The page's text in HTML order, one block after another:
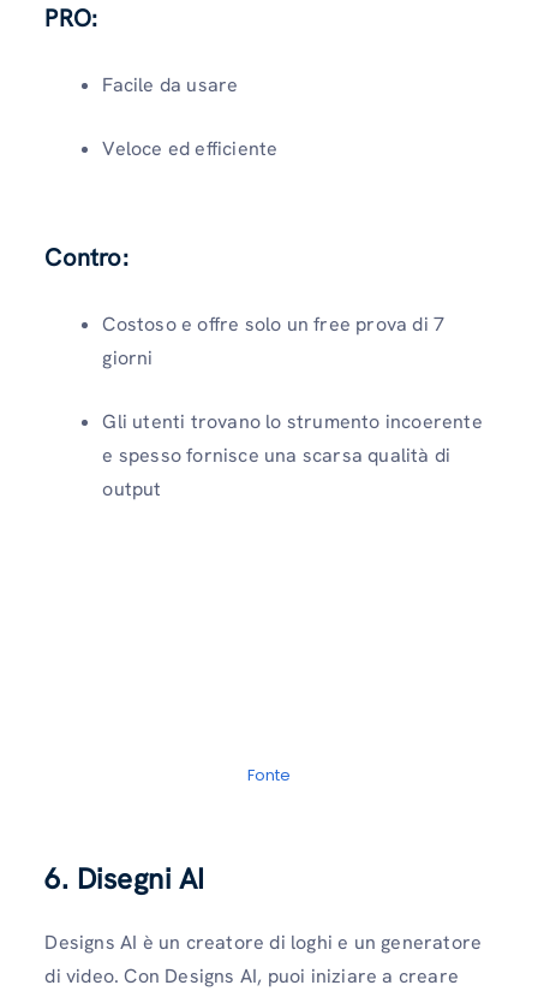
PRO:
Facile da usare
Veloce ed efficiente
Contro:
Costoso e offre solo un free prova di 7
giorni
Gli utenti trovano lo strumento incoerente
e spesso fornisce una scarsa qualità di
output
Fonte
6. Disegni AI
Designs AI è un creatore di loghi e un generatore
di video. Con Designs AI, puoi iniziare a creare